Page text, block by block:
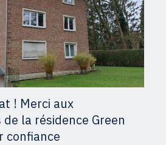
! Merci aux
la résidence Green
confiance